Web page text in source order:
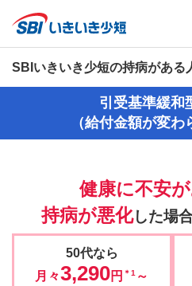
SBIいきいき少短の持病がある
引受基準緩和
（給付金額が変わ
健康に不安
持病が悪化した場
50代なら
月々3,290円 ＊1 ～